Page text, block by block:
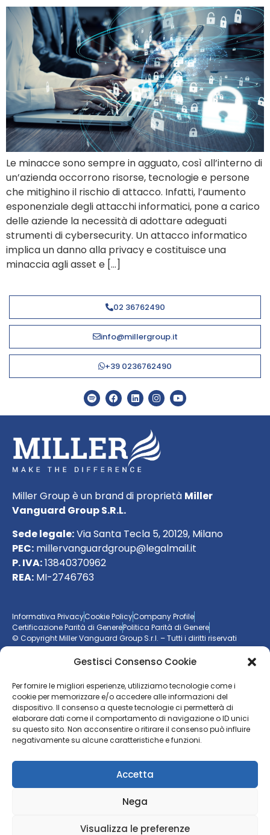
Gestisci Consenso Cookie
Per fornire le migliori esperienze, utilizziamo tecnologie come i
cookie per memorizzare e/o accedere alle informazioni del
dispositivo. Il consenso a queste tecnologie ci permetterà di
elaborare dati come il comportamento di navigazione o ID unici
su questo sito. Non acconsentire o ritirare il consenso può influire
negativamente su alcune caratteristiche e funzioni.
Accetta
Nega
Visualizza le preferenze
Le minacce sono sempre in agguato, così all’interno di
un’azienda occorrono risorse, tecnologie e persone
che mitighino il rischio di attacco. Infatti, l’aumento
esponenziale degli attacchi informatici, pone a carico
delle aziende la necessità di adottare adeguati
strumenti di cybersecurity. Un attacco informatico
implica un danno alla privacy e costituisce una
minaccia agli asset e […]
02 36762490
info@millergroup.it
+39 0236762490
Miller Group è un brand di proprietà Miller
Vanguard Group S.R.L.
Sede legale:Via Santa Tecla 5, 20129, Milano
PEC: millervanguardgroup@legalmail.it
P. IVA:13840370962
REA: MI-2746763
Informativa PrivacyCookie PolicyCompany Profile
Certificazione Parità di GenerePolitica Parità di Genere
© Copyright Miller Vanguard Group S.r.l. – Tutti i diritti riservati
Vuoi essere aggiornato sul mondo delle imprese?
Resta sempre un passo avanti con la nostranewsletter
ISCRIVITI ALLA NEWSLETTER